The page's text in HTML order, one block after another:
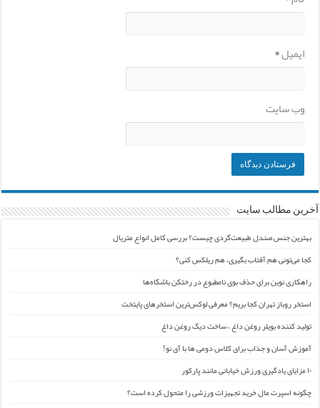
ایمیل*
وب‌ سایت
آخرین مطالب سایت
بهترین جنس صندل طبیعت‌گردی چیست؟ بررسی کامل انواع متریال
کجا می‌تونی هم آفتاب بگیری، هم ریلکس کنی؟
راهکاری نوین برای حذف بوی نامطبوع در رختکن باشگاه‌ها
استخر روباز تهران کجا بریم؟ معرفی لوکس‌ترین استخرهای پایتخت
تولید کننده بویلر روغن داغ ، ساخت دیگ روغن داغ
آموزش آسان و جذاب برای کلاس دومی ها با آی نو!
۱۰ مزایای یادگیری ورزش خیابانی مانند پارکور
چگونه اسپرت مال خرید تجهیزات ورزشی را متحول کرده است؟